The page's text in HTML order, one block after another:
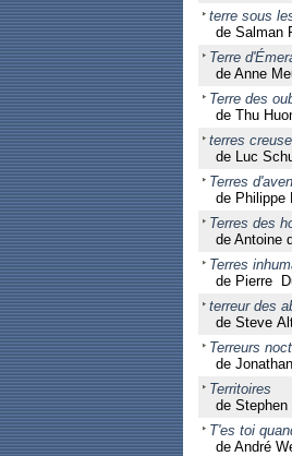
terre sous
de Salman
Terre
de Anne
Terre des
de Thu
terres
de Luc
Terres
de Philippe
Terres des
de Antoine
Terres
de Pierre
terreur des
de Steve
Terreurs
de
Territoires
de
T'es toi
de André